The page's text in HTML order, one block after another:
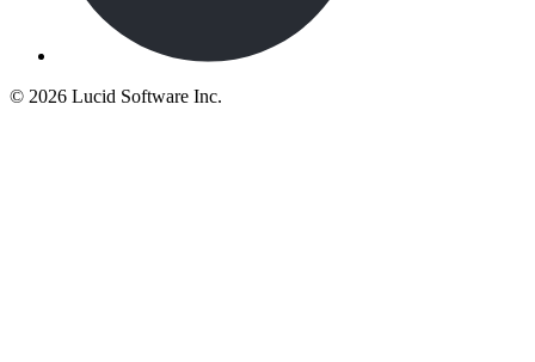
© 2026 Lucid Software Inc.